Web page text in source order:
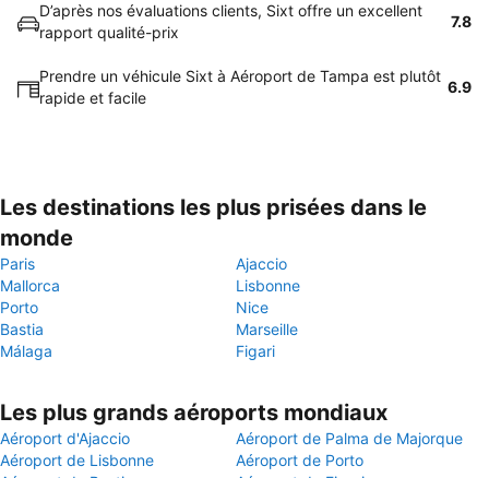
D’après nos évaluations clients, Sixt offre un excellent
rapport qualité-prix
7.8
Prendre un véhicule Sixt à Aéroport de Tampa est plutôt
rapide et facile
6.9
Les destinations les plus prisées dans le
monde
Paris
Ajaccio
Mallorca
Lisbonne
Porto
Nice
Bastia
Marseille
Málaga
Figari
Les plus grands aéroports mondiaux
Aéroport d'Ajaccio
Aéroport de Palma de Majorque
Aéroport de Lisbonne
Aéroport de Porto